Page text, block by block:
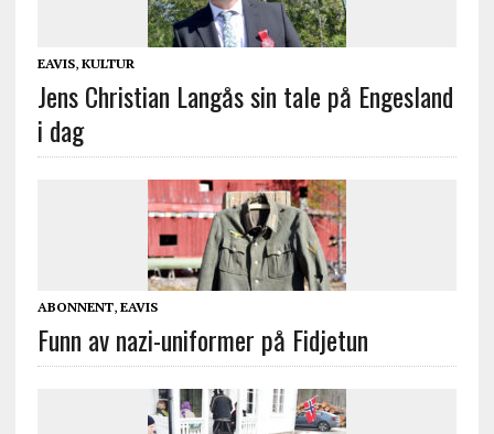
EAVIS, KULTUR
Jens Christian Langås sin tale på Engesland
i dag
ABONNENT, EAVIS
Funn av nazi-uniformer på Fidjetun